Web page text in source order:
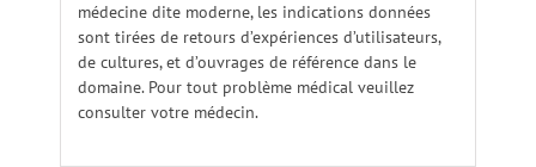
médecine dite moderne, les indications données
sont tirées de retours d’expériences d’utilisateurs,
de cultures, et d’ouvrages de référence dans le
domaine. Pour tout problème médical veuillez
consulter votre médecin.